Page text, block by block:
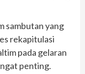
sambutan yang
rekapitulasi
pada gelaran
penting.